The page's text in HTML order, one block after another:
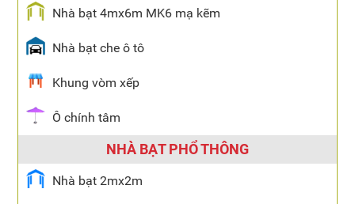
Nhà bạt 4mx6m MK6 mạ kẽm
Nhà bạt che ô tô
Khung vòm xếp
Ô chính tâm
NHÀ BẠT PHỔ THÔNG
Nhà bạt 2mx2m